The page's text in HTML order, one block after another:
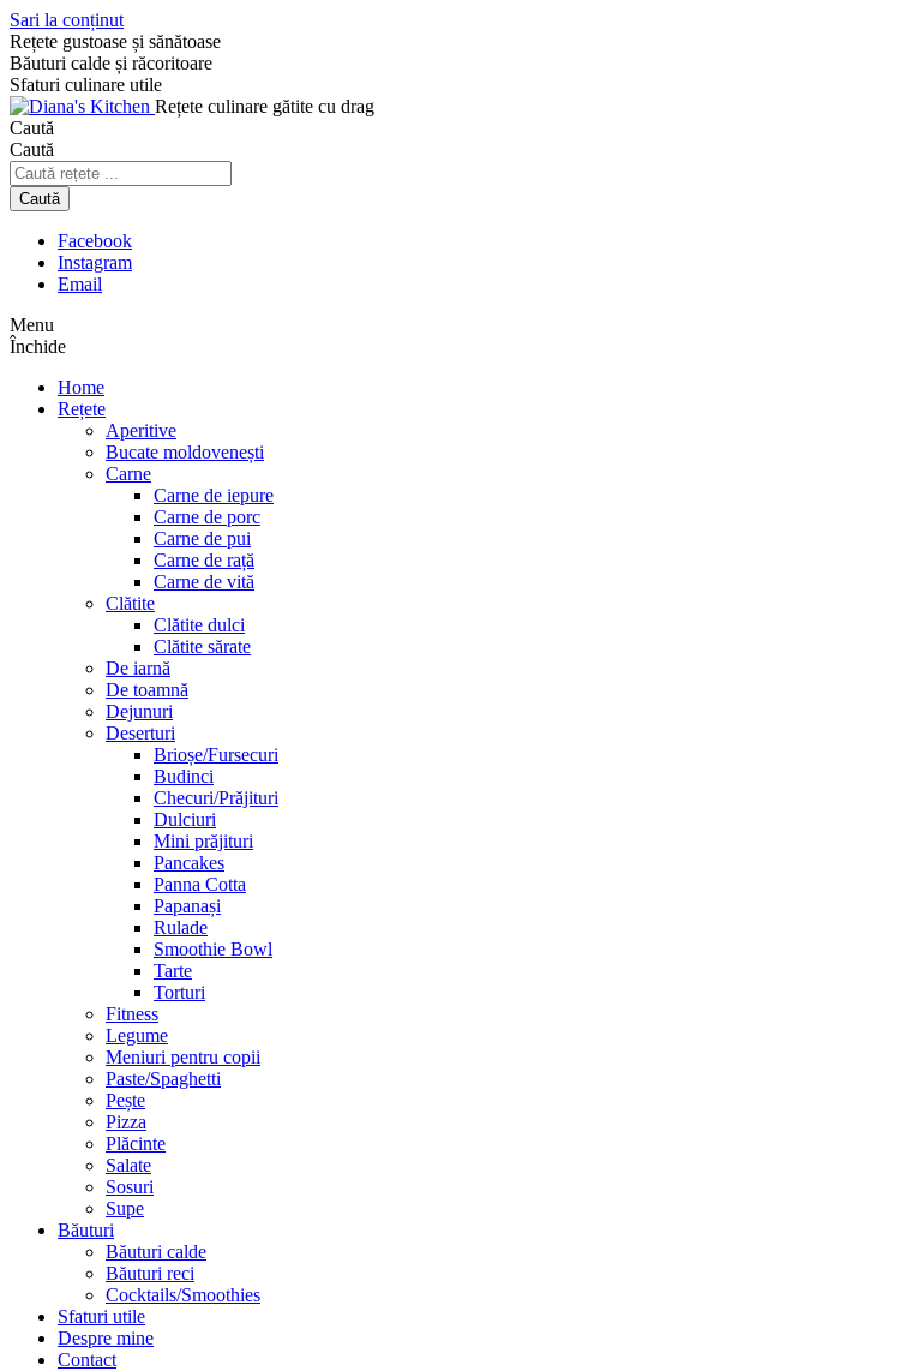
Sari la conținut
Rețete gustoase și sănătoase
Băuturi calde și răcoritoare
Sfaturi culinare utile
Rețete culinare gătite cu drag
Caută
Caută
Caută
Facebook
Instagram
Email
Menu
Închide
Home
Rețete
Aperitive
Bucate moldovenești
Carne
Carne de iepure
Carne de porc
Carne de pui
Carne de rață
Carne de vită
Clătite
Clătite dulci
Clătite sărate
De iarnă
De toamnă
Dejunuri
Deserturi
Brioșe/Fursecuri
Budinci
Checuri/Prăjituri
Dulciuri
Mini prăjituri
Pancakes
Panna Cotta
Papanași
Rulade
Smoothie Bowl
Tarte
Torturi
Fitness
Legume
Meniuri pentru copii
Paste/Spaghetti
Pește
Pizza
Plăcinte
Salate
Sosuri
Supe
Băuturi
Băuturi calde
Băuturi reci
Cocktails/Smoothies
Sfaturi utile
Despre mine
Contact